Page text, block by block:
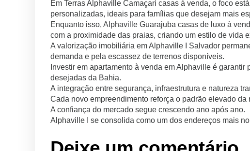
Em Terras Alphaville Camaçari casas à venda, o foco
personalizadas, ideais para famílias que desejam mais
Enquanto isso, Alphaville Guarajuba casas de luxo à
com a proximidade das praias, criando um estilo de vida
A valorização imobiliária em Alphaville I Salvador
demanda e pela escassez de terrenos disponíveis.
Investir em apartamento à venda em Alphaville é
desejadas da Bahia.
A integração entre segurança, infraestrutura e natureza
Cada novo empreendimento reforça o padrão elevado da
A confiança do mercado segue crescendo ano após ano.
Alphaville I se consolida como um dos endereços mais